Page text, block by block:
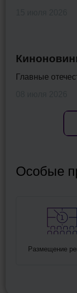
Главные
Особые
Размещение